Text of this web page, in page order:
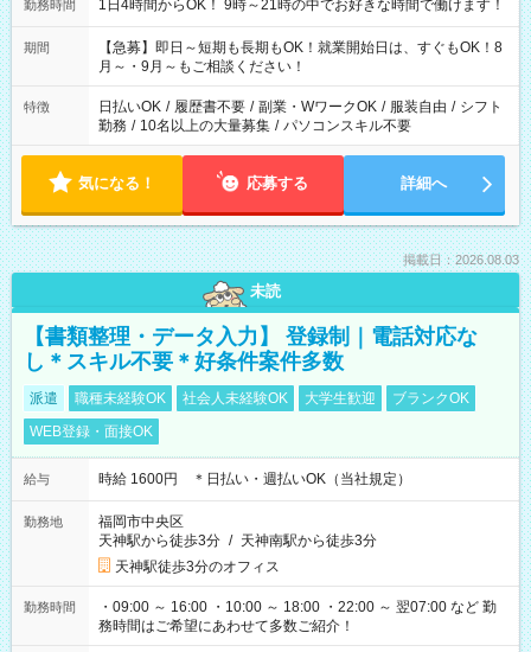
勤務時間 1日4時間からOK！ 9時～21時の中でお好きな時間で働けます！
期間
【急募】即日～短期も長期もOK！就業開始日は、すぐもOK！8
月～・9月～もご相談ください！
特徴 日払いOK / 履歴書不要 / 副業・WワークOK / 服装自由 / シフト
勤務 / 10名以上の大量募集 / パソコンスキル不要
気になる！ 応募する 詳細へ
掲載日：2026.08.03
未読
【書類整理・データ入力】 登録制｜電話対応な
し＊スキル不要＊好条件案件多数
派遣 職種未経験OK 社会人未経験OK 大学生歓迎
ブランクOK
WEB登録・面接OK
給与 時給 1600円 ＊日払い・週払いOK（当社規定）
勤務地
福岡市中央区
天神駅から徒歩3分 / 天神南駅から徒歩3分
天神駅徒歩3分のオフィス
勤務時間
・09:00 ～ 16:00 ・10:00 ～ 18:00 ・22:00 ～ 翌07:00 など 勤
務時間はご希望にあわせて多数ご紹介！